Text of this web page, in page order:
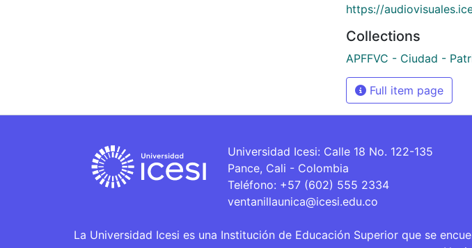
https://
Collections
APFFVC - Ciudad -
Full item page
Universidad Icesi: Calle 18 No. 122-135
Pance, Cali - Colombia
Teléfono: +57 (602) 555 2334
ventanillaunica@icesi.edu.co
La Universidad Icesi es una Institución de Educación Superior que se